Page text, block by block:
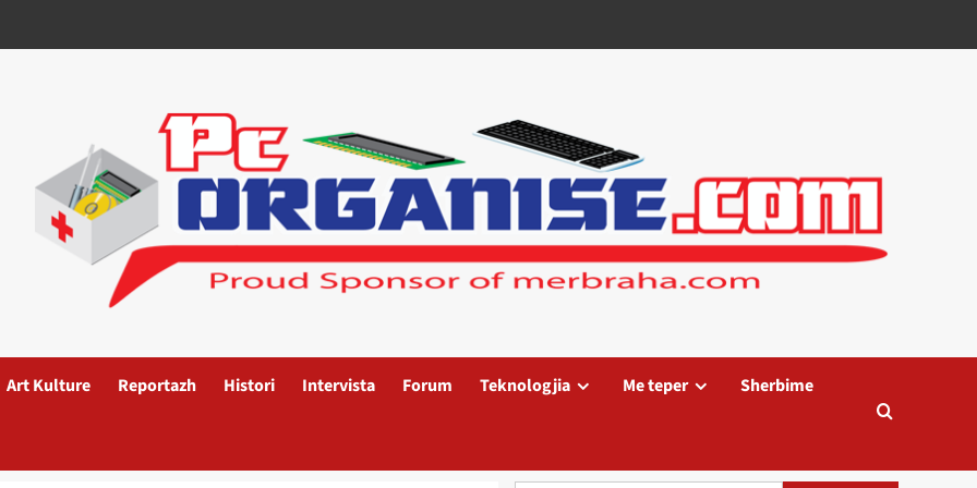
Art Kulture Reportazh Histori Intervista Forum Teknologjia Me teper Sherbime